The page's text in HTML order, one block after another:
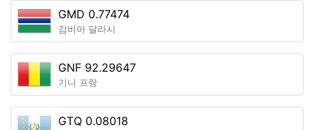
GMD 0.77474
감비아 달라시
GNF 92.29647
기니 프랑
GTQ 0.08018